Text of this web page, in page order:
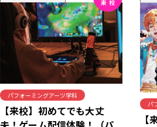
パフォーミングアーツ学科
【来校】初めてでも大丈
パ